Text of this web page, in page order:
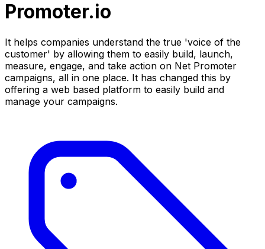
Promoter.io
It helps companies understand the true 'voice of the
customer'​ by allowing them to easily build, launch,
measure, engage, and take action on Net Promoter
campaigns, all in one place. It has changed this by
offering a web based platform to easily build and
manage your campaigns.